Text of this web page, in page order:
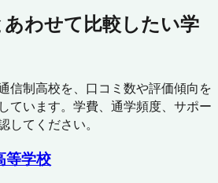
あわせて比較したい学
信制高校を、口コミ数や評価傾向を
ています。学費、通学頻度、サポー
してください。
等学校